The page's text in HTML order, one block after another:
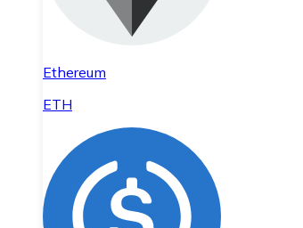
Ethereum
ETH